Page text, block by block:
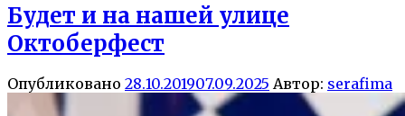
Будет и на нашей улице
Октоберфест
Опубликовано 28.10.201907.09.2025 Автор: serafima